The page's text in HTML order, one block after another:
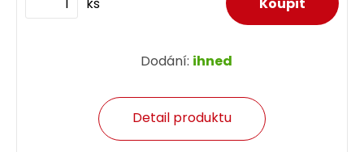
Dodání: ihned
Detail produktu